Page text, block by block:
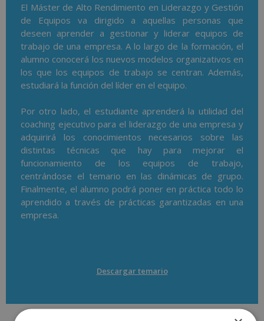
El Máster de Alto Rendimiento en Liderazgo y Gestión
de Equipos va dirigido a aquellas personas que
deseen aprender a gestionar y liderar equipos de
trabajo de una empresa. A lo largo de la formación, el
alumno conocerá los nuevos modelos organizativos en
los que los equipos de trabajo se centran. Además,
estudiará la función del líder en el equipo.
Por otro lado, el estudiante aprenderá la utilidad del
coaching ejecutivo para el liderazgo de una empresa y
adquirirá los conocimientos necesarios sobre las
distintas técnicas que hay para mejorar el
funcionamiento de los equipos de trabajo,
centrándose el temario en las dinámicas de grupo.
Finalmente, el alumno podrá poner en práctica todo lo
aprendido a través de prácticas garantizadas en una
empresa.
Descargar temario